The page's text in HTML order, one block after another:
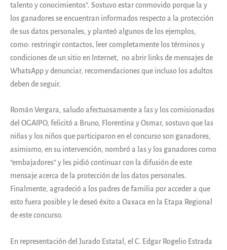
talento y conocimientos”. Sostuvo estar conmovido porque la y
los ganadores se encuentran informados respecto a la protección
de sus datos personales, y planteó algunos de los ejemplos,
como: restringir contactos, leer completamente los términos y
condiciones de un sitio en Internet, no abrir links de mensajes de
WhatsApp y denunciar, recomendaciones que incluso los adultos
deben de seguir.
Román Vergara, saludo afectuosamente a las y los comisionados
del OGAIPO, felicitó a Bruno, Florentina y Osmar, sostuvo que las
niñas y los niños que participaron en el concurso son ganadores,
asimismo, en su intervención, nombró a las y los ganadores como
“embajadores” y les pidió continuar con la difusión de este
mensaje acerca de la protección de los datos personales.
Finalmente, agradeció a los padres de familia por acceder a que
esto fuera posible y le deseó éxito a Oaxaca en la Etapa Regional
de este concurso.
En representación del Jurado Estatal, el C. Edgar Rogelio Estrada